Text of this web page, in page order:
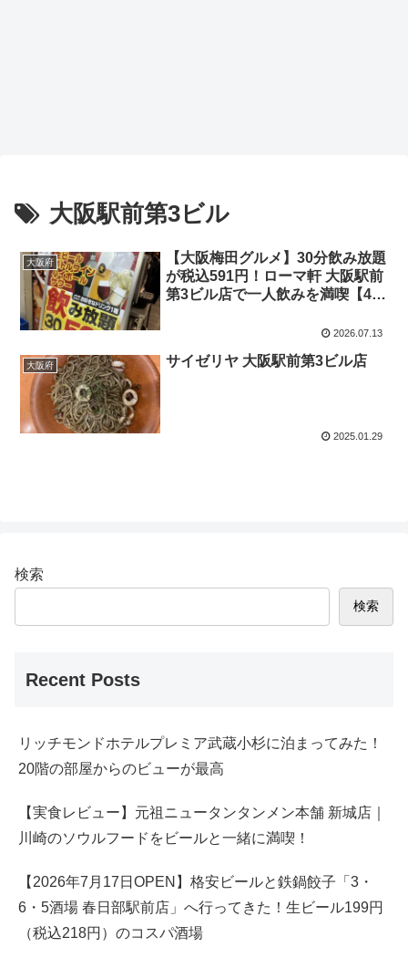
大阪駅前第3ビル
大阪府
【大阪梅田グルメ】30分飲み放題
が税込591円！ローマ軒 大阪駅前
第3ビル店で一人飲みを満喫【49
2026.07.13
大阪府 サイゼリヤ 大阪駅前第3ビル店
2025.01.29
検索
検索
Recent Posts
リッチモンドホテルプレミア武蔵小杉に泊まってみた！
20階の部屋からのビューが最高
【実食レビュー】元祖ニュータンタンメン本舗 新城店｜
川崎のソウルフードをビールと一緒に満喫！
【2026年7月17日OPEN】格安ビールと鉄鍋餃子「3・
6・5酒場 春日部駅前店」へ行ってきた！生ビール199円
（税込218円）のコスパ酒場